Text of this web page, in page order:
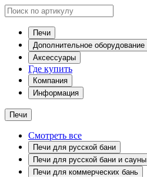
Печи
Дополнительное оборудование
Аксессуары
Где купить
Компания
Информация
Печи
Смотреть все
Печи для русской бани
Печи для русской бани и сауны
Печи для коммерческих бань